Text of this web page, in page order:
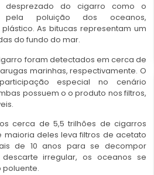
do cigarro como o
pela poluição dos oceanos,
As bitucas representam um
do fundo do mar.
foram detectados em cerca de
marinhas, respectivamente. O
especial no cenário
possuem o o produto nos filtros,
cerca de 5,5 trilhões de cigarros
deles leva filtros de acetato
de 10 anos para se decompor
irregular, os oceanos se